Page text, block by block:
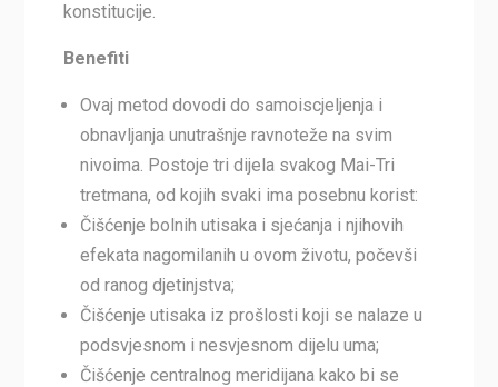
konstitucije.
Benefiti
Ovaj metod dovodi do samoiscjeljenja i
obnavljanja unutrašnje ravnoteže na svim
nivoima. Postoje tri dijela svakog Mai-Tri
tretmana, od kojih svaki ima posebnu korist:
Čišćenje bolnih utisaka i sjećanja i njihovih
efekata nagomilanih u ovom životu, počevši
od ranog djetinjstva;
Čišćenje utisaka iz prošlosti koji se nalaze u
podsvjesnom i nesvjesnom dijelu uma;
Čišćenje centralnog meridijana kako bi se